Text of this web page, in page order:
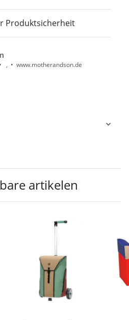
Produktsicherheit
, • www.motherandson.de
artikelen